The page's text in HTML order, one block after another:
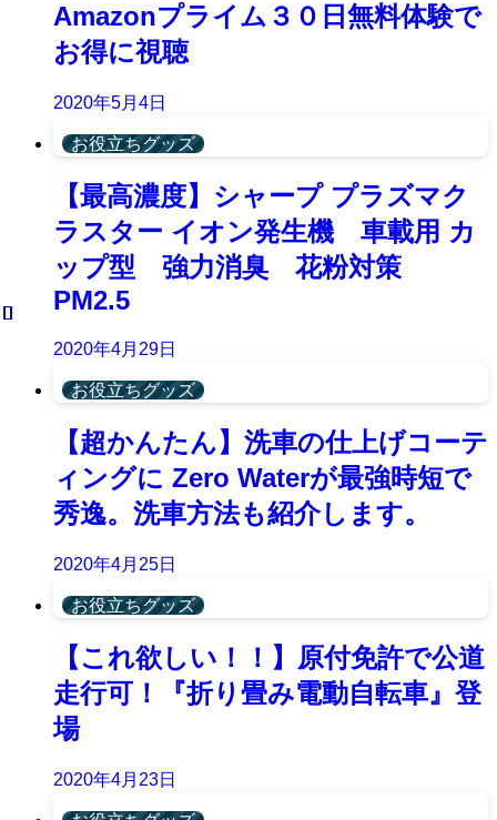
Amazonプライム３０日無料体験で
お得に視聴
2020年5月4日
お役立ちグッズ
【最高濃度】シャープ プラズマク
ラスター イオン発生機 車載用 カ
ップ型 強力消臭 花粉対策
PM2.5
2020年4月29日
お役立ちグッズ
【超かんたん】洗車の仕上げコーテ
ィングに Zero Waterが最強時短で
秀逸。洗車方法も紹介します。
2020年4月25日
お役立ちグッズ
【これ欲しい！！】原付免許で公道
走行可！『折り畳み電動自転車』登
場
2020年4月23日